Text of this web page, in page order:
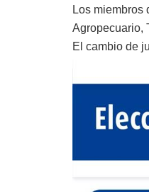
Los miembros
Agropecuario,
El cambio de